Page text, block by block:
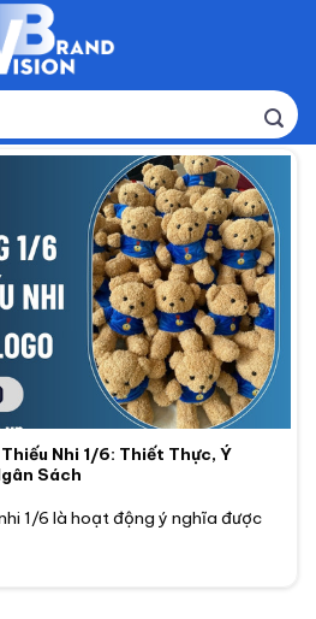
Nhi 1/6: Thiết Thực, Ý
Sách
1/6 là hoạt động ý nghĩa được